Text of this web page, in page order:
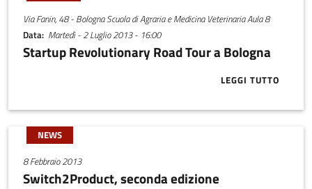
Via Fanin, 48 - Bologna Scuola di Agraria e Medicina Veterinaria Aula 8
Data Martedì - 2 Luglio 2013 - 16:00
Startup Revolutionary Road Tour a Bologna
LEGGI TUTTO
ABOUT
NEWS
8 Febbraio 2013
Switch2Product, seconda edizione